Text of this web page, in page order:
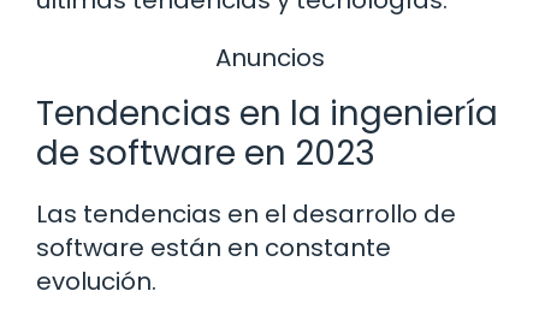
Anuncios
Tendencias en la ingeniería
de software en 2023
Las tendencias en el desarrollo de
software están en constante
evolución.